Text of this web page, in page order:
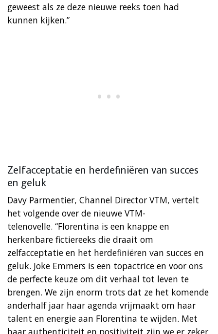
geweest als ze deze nieuwe reeks toen had
kunnen kijken.”
Zelfacceptatie en herdefiniëren van succes
en geluk
Davy Parmentier, Channel Director VTM, vertelt
het volgende over de nieuwe VTM-
telenovelle. “Florentina is een knappe en
herkenbare fictiereeks die draait om
zelfacceptatie en het herdefiniëren van succes en
geluk. Joke Emmers is een topactrice en voor ons
de perfecte keuze om dit verhaal tot leven te
brengen. We zijn enorm trots dat ze het komende
anderhalf jaar haar agenda vrijmaakt om haar
talent en energie aan Florentina te wijden. Met
haar authenticiteit en positiviteit zijn we er zeker